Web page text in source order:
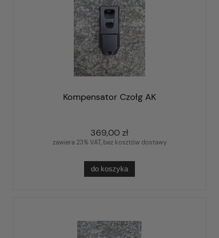
Kompensator Czołg AK
369,00 zł
zawiera 23% VAT, bez kosztów dostawy
do koszyka